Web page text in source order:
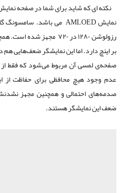
بر اینچ دارد. اما این نمایشگر ضعف‌هایی
صفحه‌ی لمسی آن مربوط می‌شود که فقط
عدم وجود هیچ محافظی برای حفاظت از
صدمه‌های احتمالی و همچنین مجهز
ضعف این نمایشگر هستند.